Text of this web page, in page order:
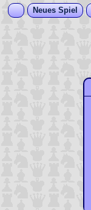
Neues Spiel